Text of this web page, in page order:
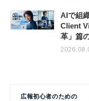
AIで組
Client
革」篇
広報初心者のための